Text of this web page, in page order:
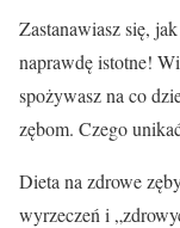
Zastanawiasz się,
naprawdę istotne!
spożywasz na co
zębom. Czego
Dieta na zdrowe
wyrzeczeń i